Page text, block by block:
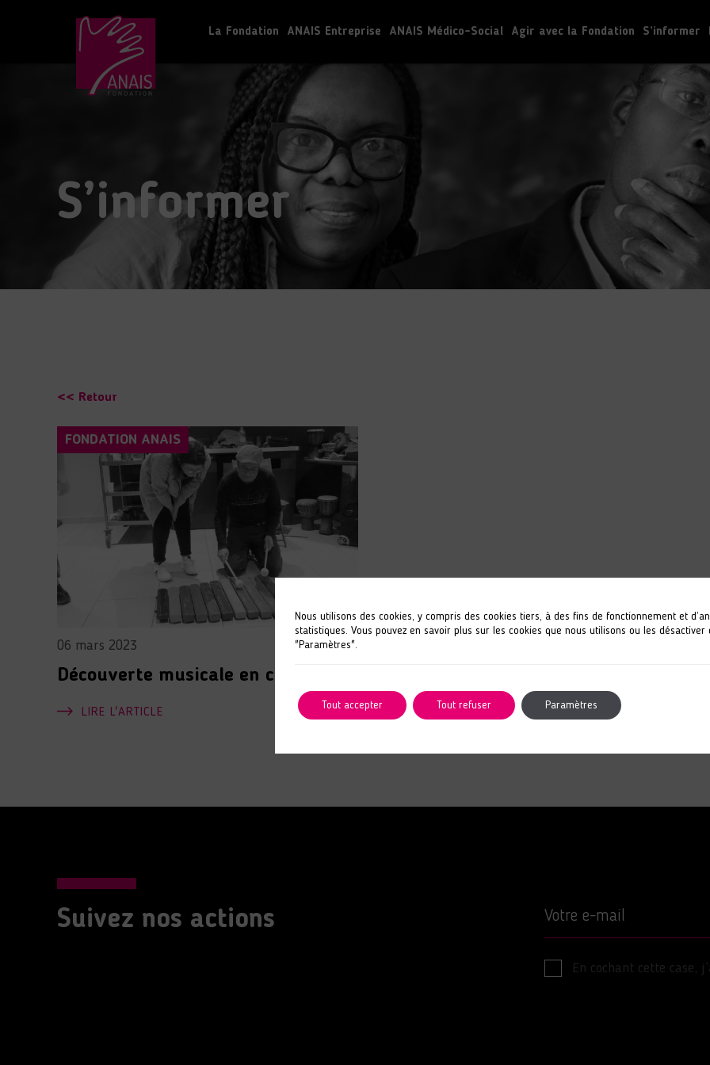
La Fondation ANAIS Entreprise ANAIS Médico-Social Agir avec la Fondation S’informer
S’informer
<< Retour
FONDATION ANAIS
06 mars 2023
Découverte musicale en cinq sens
LIRE L'ARTICLE
Suivez nos actions Votre e-mail
En cochant cette case,
Nous utilisons des cookies, y compris des cookies tiers, à des fins de fonctionnement et
statistiques. Vous pouvez en savoir plus sur les cookies que nous utilisons ou les désactiver
"Paramètres".
Tout accepter Tout refuser Paramètres